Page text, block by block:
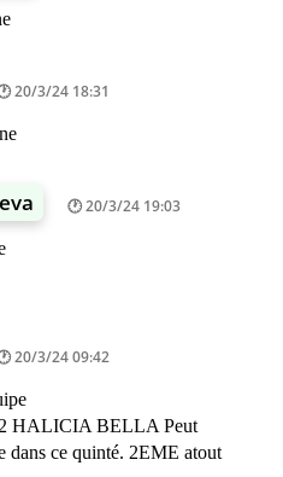
20/3/24 18:31
20/3/24 19:03
20/3/24 09:42
HALICIA BELLA Peut
dans ce quinté. 2EME atout